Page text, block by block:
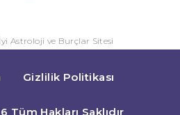
Astroloji ve Burçlar Sitesi
Gizlilik Politikası
Hakları Saklıdır